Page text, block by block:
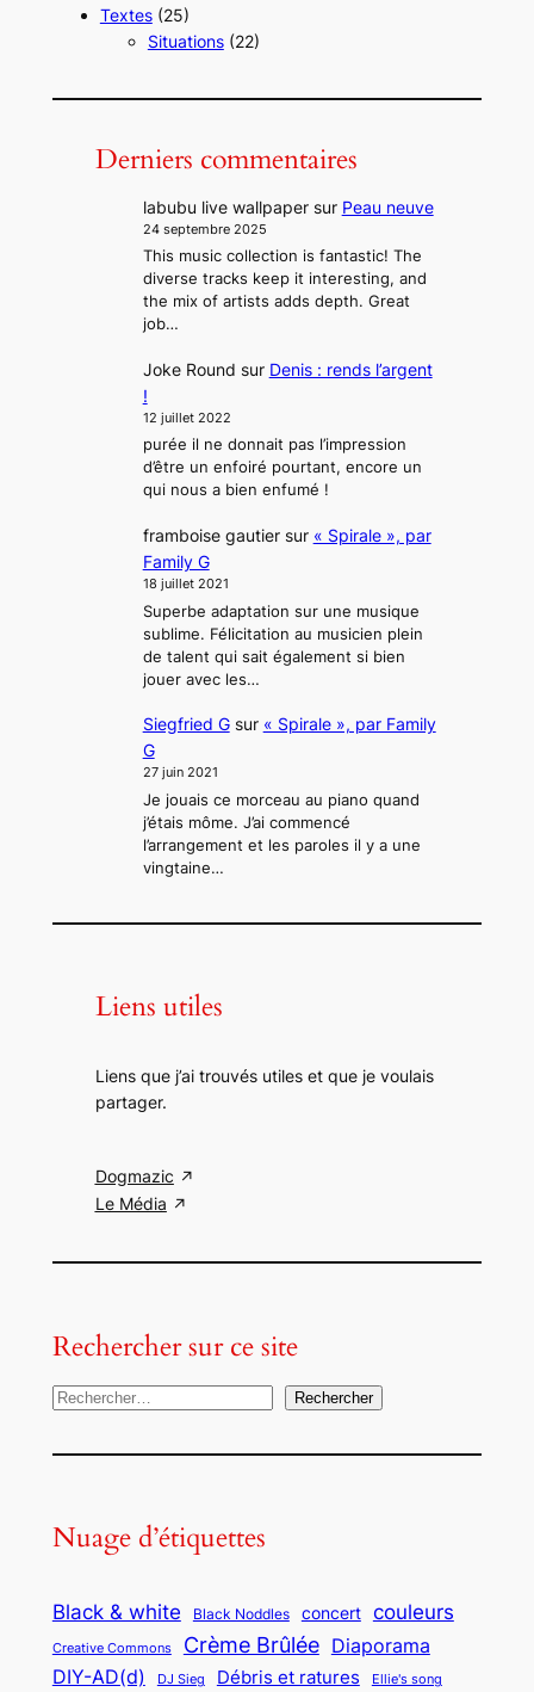
Family G
Ellie’s song (2019)
Family G
Les Rats (2019)
Psychonada
Nox lupi (2018)
Siegfried G
Adonis et moi (2018)
Gloria victis (the loser’s song)
(2018)
Exercice de style (2018)
Carthago delenda est (2018)
Stop Macron (2018)
Psychonada
Siegfried G
Je re-Mélenchon (2012)
Textes(25)
Situations(22)
Derniers commentaires
labubu live wallpapersur Peau neuve
24 septembre 2025
This music collection is fantastic! The
diverse tracks keep it interesting, and
the mix of artists adds depth. Great
job…
Joke Round sur Denis : rends l’argent
!
12 juillet 2022
purée il ne donnait pas l’impression
d’être un enfoiré pourtant, encore un
qui nous a bien enfumé !
framboise gautiersur « Spirale », par
Family G
18 juillet 2021
Superbe adaptation sur une musique
sublime. Félicitation au musicien plein
de talent qui sait également si bien
jouer avec les…
Siegfried Gsur « Spirale », par Family
G
27 juin 2021
Je jouais ce morceau au piano quand
j’étais môme. J’ai commencé
l’arrangement et les paroles il y a une
vingtaine…
Liens utiles
Liens que j’ai trouvés utiles et que je voulais
partager.
Dogmazic
Le Média
Rechercher sur ce site
R
c
e
r
h
e
r
Rechercher
Nuage d’étiquettes
Black & white Black Noddles concert couleurs
Creative Commons Crème Brûlée Diaporama
DIY-AD(d)
DJ Sieg Débris et ratures Ellie's song